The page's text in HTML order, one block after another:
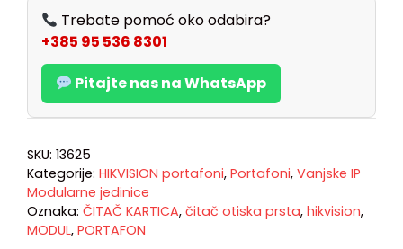
Trebate pomoć oko odabira?
+385 95 536 8301
Pitajte nas na WhatsApp
SKU: 13625
Kategorije: HIKVISION portafoni, Portafoni, Vanjske IP
Modularne jedinice
Oznaka: ČITAČ KARTICA, čitač otiska prsta, hikvision,
MODUL, PORTAFON